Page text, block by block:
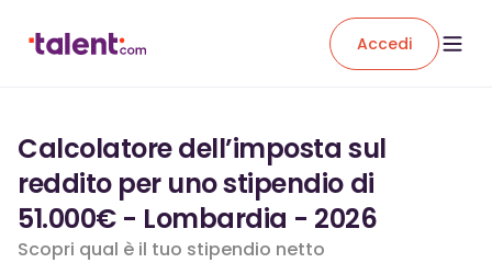
Accedi
Calcolatore dell’imposta sul
reddito per uno stipendio di
51.000€ - Lombardia - 2026
Scopri qual è il tuo stipendio netto